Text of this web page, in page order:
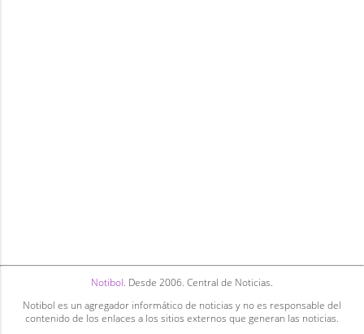
Notibol. Desde 2006. Central de Noticias.
Notibol es un agregador informático de noticias y no es responsable del
contenido de los enlaces a los sitios externos que generan las noticias.